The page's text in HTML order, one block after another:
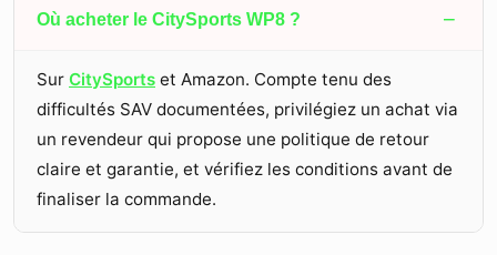
Où acheter le CitySports WP8 ? −
Sur CitySports et Amazon. Compte tenu des
difficultés SAV documentées, privilégiez un achat via
un revendeur qui propose une politique de retour
claire et garantie, et vérifiez les conditions avant de
finaliser la commande.